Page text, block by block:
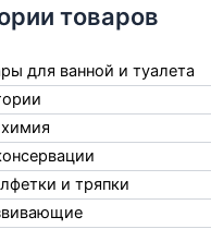
товаров
для ванной и туалета
и тряпки